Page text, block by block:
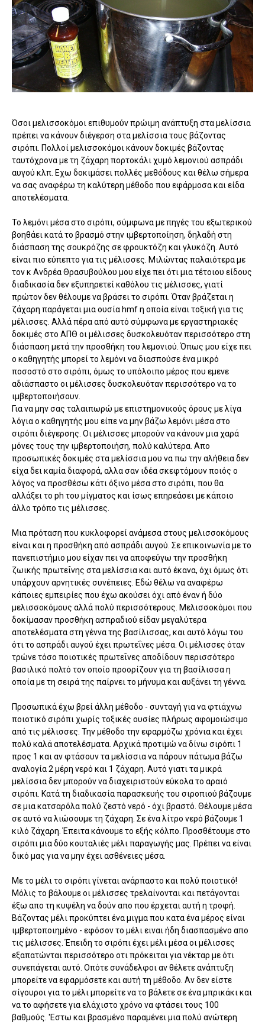
Όσοι μελισσοκόμοι επιθυμούν πρώιμη ανάπτυξη στα μελίσσια
πρέπει να κάνουν διέγερση στα μελίσσια τους βάζοντας
σιρόπι. Πολλοί μελισσοκόμοι κάνουν δοκιμές βάζοντας
ταυτόχρονα με τη ζάχαρη πορτοκάλι χυμό λεμονιού ασπράδι
αυγού κλπ. Εχω δοκιμάσει πολλές μεθόδους και θέλω σήμερα
να σας αναφέρω τη καλύτερη μέθοδο που εφάρμοσα και είδα
αποτελέσματα.
Το λεμόνι μέσα στο σιρόπι, σύμφωνα με πηγές του εξωτερικού
βοηθάει κατά το βρασμό στην ιμβερτοποίηση, δηλαδή στη
διάσπαση της σουκρόζης σε φρουκτόζη και γλυκόζη. Αυτό
είναι πιο εύπεπτο για τις μέλισσες. Μιλώντας παλαιότερα με
τον κ Ανδρέα Θρασυβούλου μου είχε πει ότι μια τέτοιου είδους
διαδικασία δεν εξυπηρετεί καθόλου τις μέλισσες, γιατί
πρώτον δεν θέλουμε να βράσει το σιρόπι. Όταν βράζεται η
ζάχαρη παράγεται μια ουσία hmf η οποία είναι τοξική για τις
μέλισσες. Αλλά πέρα από αυτό σύμφωνα με εργαστηριακές
δοκιμές στο ΑΠΘ οι μέλισσες δυσκολευόταν περισσότερο στη
διάσπαση μετά την προσθήκη του λεμονιού. Όπως μου είχε πει
ο καθηγητής μπορεί το λεμόνι να διασπούσε ένα μικρό
ποσοστό στο σιρόπι, όμως το υπόλοιπο μέρος που εμενε
αδιάσπαστο οι μέλισσες δυσκολευόταν περισσότερο να το
ιμβερτοποιήσουν.
Για να μην σας ταλαιπωρώ με επιστημονικούς όρους με λίγα
λόγια ο καθηγητής μου είπε να μην βάζω λεμόνι μέσα στο
σιρόπι διέγερσης. Οι μέλισσες μπορούν να κάνουν μια χαρά
μόνες τους την ιμβερτοποιήση, πολύ καλύτερα. Απο
προσωπικές δοκιμές στα μελίσσια μου να πω την αλήθεια δεν
είχα δει καμία διαφορά, αλλα σαν ιδέα σκεφτόμουν ποιός ο
λόγος να προσθέσω κάτι όξινο μέσα στο σιρόπι, που θα
αλλάξει το ph του μίγματος και ίσως επηρεάσει με κάποιο
άλλο τρόπο τις μέλισσες.
Μια πρόταση που κυκλοφορεί ανάμεσα στους μελισσοκόμους
είναι και η προσθήκη από ασπράδι αυγού. Σε επικοινωνία με το
πανεπιστήμιο μου είχαν πει να αποφεύγω την προσθήκη
ζωικής πρωτεΐνης στα μελίσσια και αυτό έκανα, όχι όμως ότι
υπάρχουν αρνητικές συνέπειες. Εδώ θέλω να αναφέρω
κάποιες εμπειρίες που έχω ακούσει όχι από έναν ή δύο
μελισσοκόμους αλλά πολύ περισσότερους. Μελισσοκόμοι που
δοκίμασαν προσθήκη ασπραδιού είδαν μεγαλύτερα
αποτελέσματα στη γέννα της βασίλισσας, και αυτό λόγω του
ότι το ασπράδι αυγού έχει πρωτεΐνες μέσα. Οι μέλισσες όταν
τρώνε τόσο ποιοτικές πρωτεΐνες αποδίδουν περισσότερο
βασιλικό πολτό τον οποίο προορίζουν για τη βασίλισσα η
οποία με τη σειρά της παίρνει το μήνυμα και αυξάνει τη γέννα.
Προσωπικά έχω βρεί άλλη μέθοδο - συνταγή για να φτιάχνω
ποιοτικό σιρόπι χωρίς τοξικές ουσίες πλήρως αφομοιώσιμο
από τις μέλισσες. Την μέθοδο την εφαρμόζω χρόνια και έχει
πολύ καλά αποτελέσματα. Αρχικά προτιμώ να δίνω σιρόπι 1
προς 1 και αν φτάσουν τα μελίσσια να πάρουν πάτωμα βάζω
αναλογία 2 μέρη νερό και 1 ζάχαρη. Αυτό γιατι τα μικρά
μελίσσια δεν μπορούν να διαχειριστούν εύκολα το αραιό
σιρόπι. Κατά τη διαδικασία παρασκευής του σιροπιού βάζουμε
σε μια κατσαρόλα πολύ ζεστό νερό - όχι βραστό. Θέλουμε μέσα
σε αυτό να λιώσουμε τη ζάχαρη. Σε ένα λίτρο νερό βάζουμε 1
κιλό ζάχαρη. Έπειτα κάνουμε το εξής κόλπο. Προσθέτουμε στο
σιρόπι μια δύο κουταλιές μέλι παραγωγής μας. Πρέπει να είναι
δικό μας για να μην έχει ασθένειες μέσα.
Με το μέλι το σιρόπι γίνεται ανάρπαστο και πολύ ποιοτικό!
Μόλις το βάλουμε οι μέλισσες τρελαίνονται και πετάγονται
έξω απο τη κυψέλη να δούν απο που έρχεται αυτή η τροφή.
Βάζοντας μέλι προκύπτει ένα μιγμα που κατα ένα μέρος είναι
ιμβερτοποιημένο - εφόσον το μέλι ειναι ήδη διασπασμένο απο
τις μέλισσες. Έπειδη το σιρόπι έχει μέλι μέσα οι μέλισσες
εξαπατώνται περισσότερο οτι πρόκειται για νέκταρ με ότι
συνεπάγεται αυτό. Οπότε συνάδελφοι αν θέλετε ανάπτυξη
μπορείτε να εφαρμόσετε και αυτή τη μέθοδο. Αν δεν είστε
σίγουροι για το μέλι μπορείτε να το βάλετε σε ένα μπρικάκι και
να το αφήσετε για ελάχιστο χρόνο να φτάσει τους 100
βαθμούς. 'Εστω και βρασμένο παραμένει μια πολύ ανώτερη